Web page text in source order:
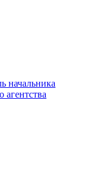
начальника
агентства